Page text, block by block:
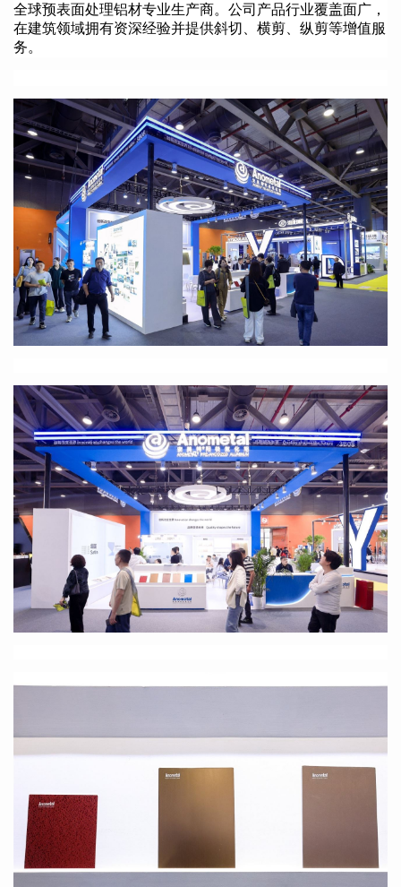
全球预表面处理铝材专业生产商。公司产品行业覆盖面广，
在建筑领域拥有资深经验并提供斜切、横剪、纵剪等增值服
务。